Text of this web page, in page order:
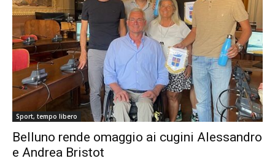
Sport, tempo libero
Belluno rende omaggio ai cugini Alessandro
e Andrea Bristot